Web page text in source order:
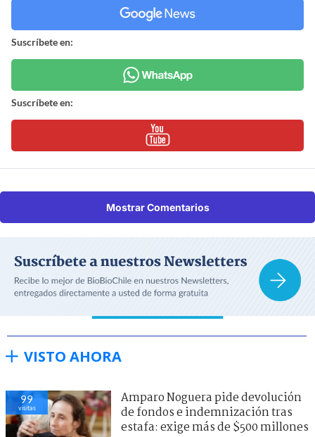
Suscríbete en:
Suscríbete en:
Mostrar Comentarios
VISTO AHORA
99
visitas
Amparo Noguera pide devolución
de fondos e indemnización tras
estafa: exige más de $500 millones